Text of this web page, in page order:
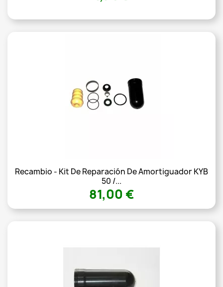
Recambio - Kit De Reparación De Amortiguador KYB
50 /...
81,00 €